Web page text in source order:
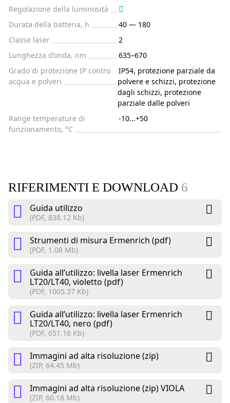
Regolazione della luminosità
Durata della batteria, h
40 — 180
Classe laser
2
Lunghezza d’onda, nm
635–670
Grado di protezione IP contro
acqua e polveri
IP54, protezione parziale da
polvere e schizzi, protezione
dagli schizzi, protezione
parziale dalle polveri
Range temperature di
funzionamento, °C
-10...+50
RIFERIMENTI E DOWNLOAD 6
Guida utilizzo
(PDF, 838.12 Kb)
Strumenti di misura Ermenrich (pdf)
(PDF, 1.08 Mb)
Guida all’utilizzo: livella laser Ermenrich
LT20/LT40, violetto (pdf)
(PDF, 1005.37 Kb)
Guida all’utilizzo: livella laser Ermenrich
LT20/LT40, nero (pdf)
(PDF, 651.16 Kb)
Immagini ad alta risoluzione (zip)
(ZIP, 64.45 Mb)
Immagini ad alta risoluzione (zip) VIOLA
(ZIP, 60.18 Mb)